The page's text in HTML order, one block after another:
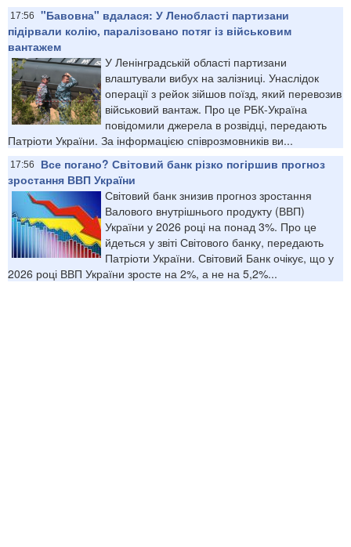
17:56
"Бавовна" вдалася: У Ленобласті партизани
підірвали колію, паралізовано потяг із військовим
вантажем
У Ленінградській області партизани
влаштували вибух на залізниці. Унаслідок
операції з рейок зійшов поїзд, який перевозив
військовий вантаж. Про це РБК-Україна
повідомили джерела в розвідці, передають
Патріоти України. За інформацією співрозмовників ви...
17:56
Все погано? Світовий банк різко погіршив прогноз
зростання ВВП України
Світовий банк знизив прогноз зростання
Валового внутрішнього продукту (ВВП)
України у 2026 році на понад 3%. Про це
йдеться у звіті Світового банку, передають
Патріоти України. Світовий Банк очікує, що у
2026 році ВВП України зросте на 2%, а не на 5,2%...